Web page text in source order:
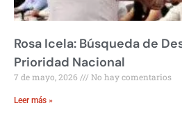
Rosa Icela: Búsqueda de
Prioridad Nacional
7 de mayo, 2026 No hay comentarios
Leer más »